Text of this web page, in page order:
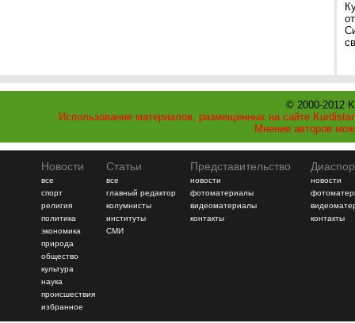
© 2000-2012
Использование материалов, размещенных на сайте
Мнение авторов
Новости
все
спорт
религия
политика
экономика
природа
общество
культура
наука
происшествия
избранное
Статьи
все
главный редактор
колумнисты
институты
СМИ
Представительство
новости
фотоматериалы
видеоматериалы
контакты
новости
контакты